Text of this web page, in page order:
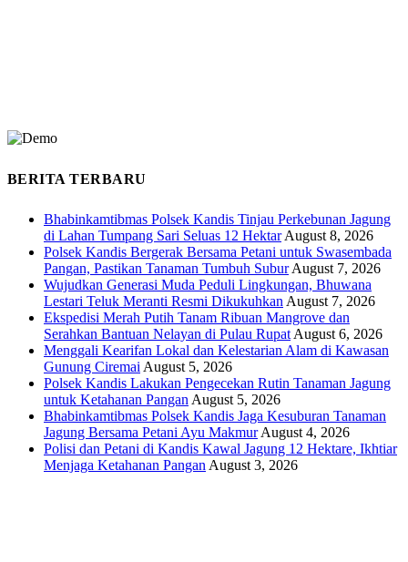
BERITA TERBARU
Bhabinkamtibmas Polsek Kandis Tinjau Perkebunan Jagung
di Lahan Tumpang Sari Seluas 12 Hektar August 8, 2026
Polsek Kandis Bergerak Bersama Petani untuk Swasembada
Pangan, Pastikan Tanaman Tumbuh Subur August 7, 2026
Wujudkan Generasi Muda Peduli Lingkungan, Bhuwana
Lestari Teluk Meranti Resmi Dikukuhkan August 7, 2026
Ekspedisi Merah Putih Tanam Ribuan Mangrove dan
Serahkan Bantuan Nelayan di Pulau Rupat August 6, 2026
Menggali Kearifan Lokal dan Kelestarian Alam di Kawasan
Gunung Ciremai August 5, 2026
Polsek Kandis Lakukan Pengecekan Rutin Tanaman Jagung
untuk Ketahanan Pangan August 5, 2026
Bhabinkamtibmas Polsek Kandis Jaga Kesuburan Tanaman
Jagung Bersama Petani Ayu Makmur August 4, 2026
Polisi dan Petani di Kandis Kawal Jagung 12 Hektare, Ikhtiar
Menjaga Ketahanan Pangan August 3, 2026